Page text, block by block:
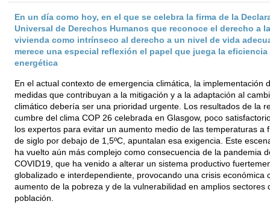
En un día como hoy, en el que se celebra la firma de la
Universal de Derechos Humanos que reconoce el derecho a la
vivienda como intrínseco al derecho a un nivel de vida
merece una especial reflexión el papel que juega la eficiencia
energética
En el actual contexto de emergencia climática, la implementación
medidas que contribuyan a la mitigación y a la adaptación al
climático debería ser una prioridad urgente. Los resultados de la
cumbre del clima COP 26 celebrada en Glasgow, poco
los expertos para evitar un aumento medio de las temperaturas a
de siglo por debajo de 1,5ºC, apuntalan esa exigencia. Este
ha vuelto aún más complejo como consecuencia de la pandemia
COVID19, que ha venido a alterar un sistema productivo
globalizado e interdependiente, provocando una crisis económica
aumento de la pobreza y de la vulnerabilidad en amplios sectores
población.